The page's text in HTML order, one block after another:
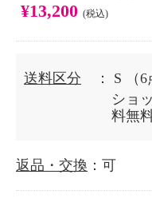
¥13,200 (税込)
送料区分 ： S
（
ショ
料無
返品・交換 ：可